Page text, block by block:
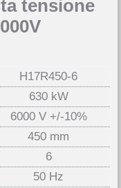
tensione
H17R450-6
630 kW
6000 V +/-10%
450 mm
6
50 Hz